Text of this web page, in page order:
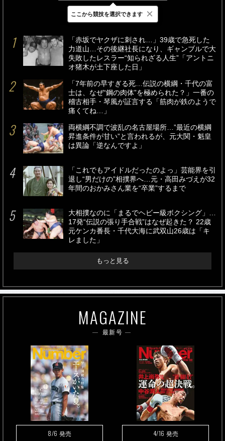
最新 24時間 週間
「赤坂でヤクザに刺され…」39歳で急死した
力道山…その後継社長になり、ギャンブルで大
失敗したレスラー“知られざる人生”「アントニ
オ猪木が土下座した日」
「7年前の早すぎる死…伝説の横綱・千代の富
士は、なぜ“鋼の肉体”を極められた？」一番の
稽古相手・琴風が証言する「筋肉が鉄のようで
痛くてね…」
両横綱不調で波乱の名古屋場所…”最近の横綱
昇進条件が甘い”と言われるが、元大関・魁皇
は異論「逆なんですよ」
「これでもアイドルだったのよっ」芸能界を引
退し“男だけの”相撲界へ…元・高田みづえが32
年間のおかみさん業を“卒業”するまで
大相撲なのに「まるでヘビー級ボクシング」…
17発“伝説の張り手合戦”はなぜ起きた？ 22歳
元ケンカ番長・千代大海に武双山26歳は「キ
レました」
もっと見る
MAGAZINE
最新号
8/6 発売 4/16 発売
ここから競技を選択できます ×